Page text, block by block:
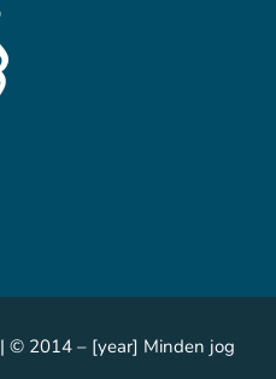
| © 2014 – [year] Minden jog